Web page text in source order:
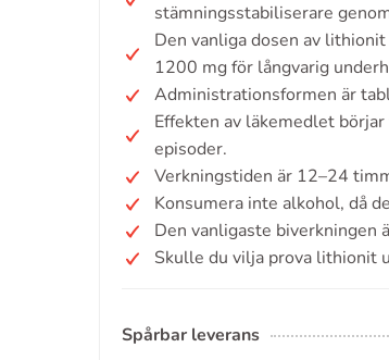
stämningsstabiliserare
Den vanliga dosen av
1200 mg för långvarig
Administrationsformen är
Effekten av läkemedlet
episoder.
Verkningstiden är 12–24
Konsumera inte alkohol, då
Den vanligaste biverkningen
Skulle du vilja prova lithionit
Spårbar leverans